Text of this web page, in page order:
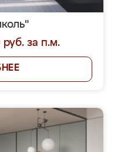
за п.м.